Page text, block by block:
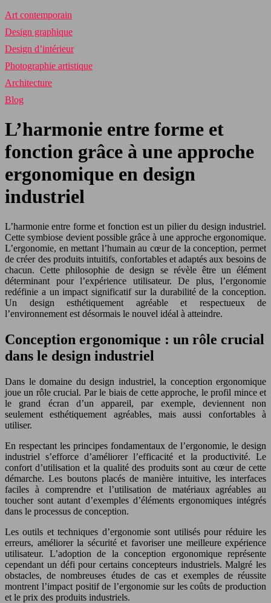
Art contemporain
Design graphique
Design d’intérieur
Photographie artistique
Architecture
Blog
L’harmonie entre forme et
fonction grâce à une approche
ergonomique en design
industriel
L’harmonie entre forme et fonction est un pilier du design industriel.
Cette symbiose devient possible grâce à une approche ergonomique.
L’ergonomie, en mettant l’humain au cœur de la conception, permet
de créer des produits intuitifs, confortables et adaptés aux besoins de
chacun. Cette philosophie de design se révèle être un élément
déterminant pour l’expérience utilisateur. De plus, l’ergonomie
redéfinie a un impact significatif sur la durabilité de la conception.
Un design esthétiquement agréable et respectueux de
l’environnement est désormais le nouvel idéal à atteindre.
Conception ergonomique : un rôle crucial
dans le design industriel
Dans le domaine du design industriel, la conception ergonomique
joue un rôle crucial. Par le biais de cette approche, le profil mince et
le grand écran d’un appareil, par exemple, deviennent non
seulement esthétiquement agréables, mais aussi confortables à
utiliser.
En respectant les principes fondamentaux de l’ergonomie, le design
industriel s’efforce d’améliorer l’efficacité et la productivité. Le
confort d’utilisation et la qualité des produits sont au cœur de cette
démarche. Les boutons placés de manière intuitive, les interfaces
faciles à comprendre et l’utilisation de matériaux agréables au
toucher sont autant d’exemples d’éléments ergonomiques intégrés
dans le processus de conception.
Les outils et techniques d’ergonomie sont utilisés pour réduire les
erreurs, améliorer la sécurité et favoriser une meilleure expérience
utilisateur. L’adoption de la conception ergonomique représente
cependant un défi pour certains concepteurs industriels. Malgré les
obstacles, de nombreuses études de cas et exemples de réussite
montrent l’impact positif de l’ergonomie sur les coûts de production
et le prix des produits industriels.